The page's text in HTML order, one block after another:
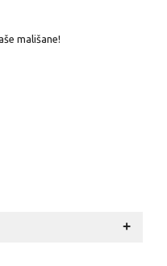
mališane!
+